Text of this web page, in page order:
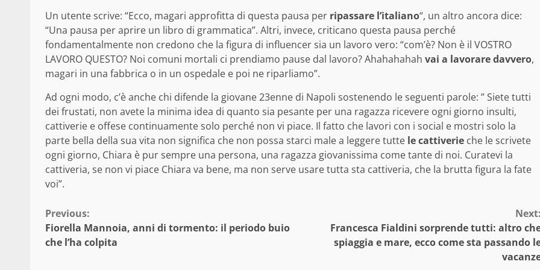
Un utente scrive: “Ecco, magari approfitta di questa pausa per ripassare l’italiano“, un altro ancora dice:
“Una pausa per aprire un libro di grammatica”. Altri, invece, criticano questa pausa perché
fondamentalmente non credono che la figura di influencer sia un lavoro vero: “com’è? Non è il VOSTRO
LAVORO QUESTO? Noi comuni mortali ci prendiamo pause dal lavoro? Ahahahahah vai a lavorare davvero,
magari in una fabbrica o in un ospedale e poi ne riparliamo”.
Ad ogni modo, c’è anche chi difende la giovane 23enne di Napoli sostenendo le seguenti parole: ” Siete tutti
dei frustati, non avete la minima idea di quanto sia pesante per una ragazza ricevere ogni giorno insulti,
cattiverie e offese continuamente solo perché non vi piace. Il fatto che lavori con i social e mostri solo la
parte bella della sua vita non significa che non possa starci male a leggere tutte le cattiverie che le scrivete
ogni giorno, Chiara è pur sempre una persona, una ragazza giovanissima come tante di noi. Curatevi la
cattiveria, se non vi piace Chiara va bene, ma non serve usare tutta sta cattiveria, che la brutta figura la fate
voi”.
Continue
Reading
Previous:
Fiorella Mannoia, anni di tormento: il periodo buio
che l’ha colpita
Next:
Francesca Fialdini sorprende tutti: altro
spiaggia e mare, ecco come sta passando